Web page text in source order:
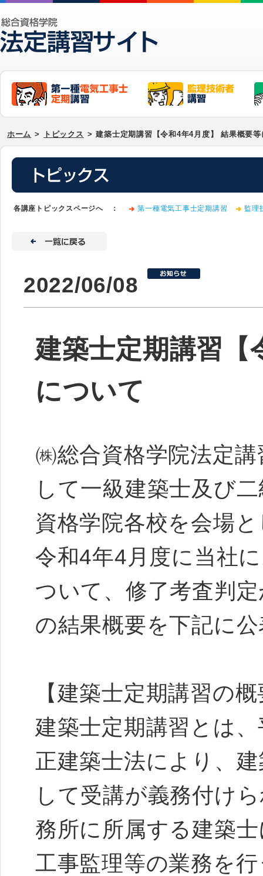
ホーム > トピックス > 建築士定期講習【令和4年4月度】 結果概要
各講座トピックスページへ ： 第一種電気工事士定期講習 監理
2022/06/08
建築士定期講習【
について
㈱総合資格学院法定
して一級建築士及び
資格学院各校を会場
令和4年4月度に当社
ついて、修了考査判
の結果概要を下記に
【建築士定期講習の
建築士定期講習とは
正建築士法により、
して受講が義務付け
務所に所属する建築
工事監理等の業務を